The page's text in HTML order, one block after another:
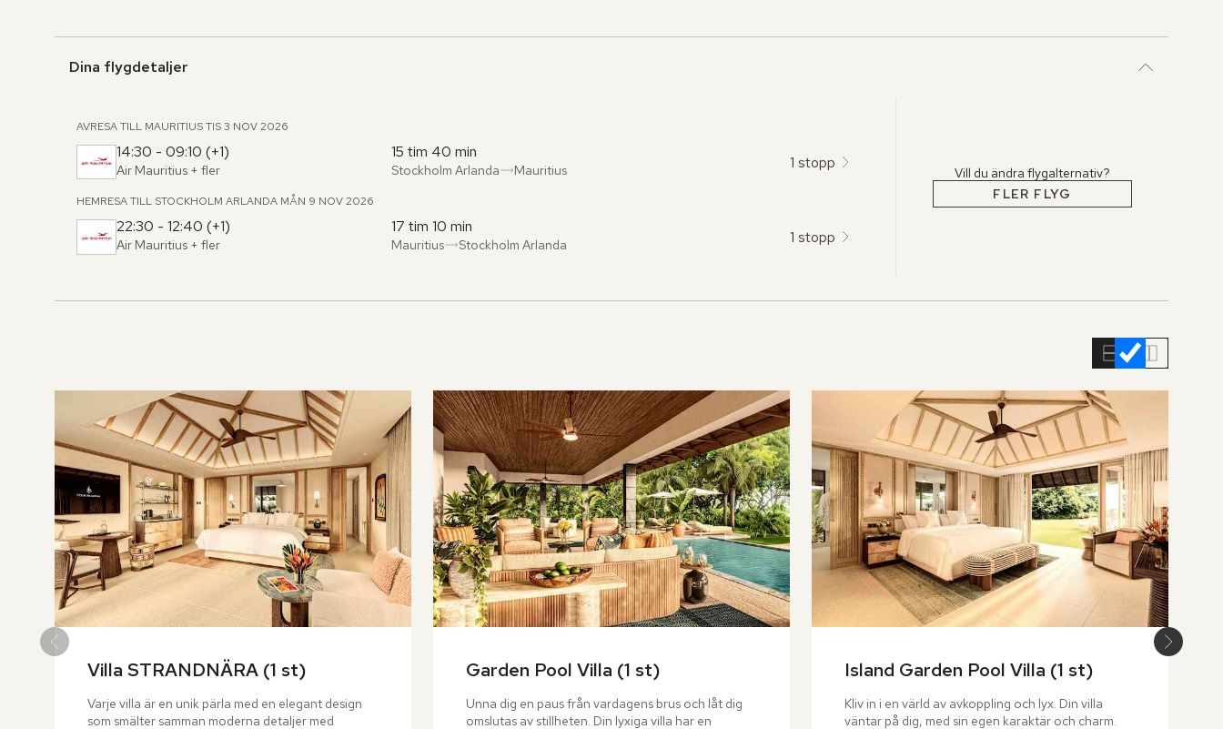
Dina flygdetaljer
AVRESA TILL MAURITIUSTIS 3 NOV 2026
14:30 - 09:10 (+1)
Air Mauritius + fler
15 tim 40 min
Från:
Stockholm Arlanda
,till: Mauritius 1 stopp
HEMRESA TILL STOCKHOLM ARLANDA MÅN 9 NOV 2026
22:30 - 12:40 (+1)
Air Mauritius + fler
17 tim 10 min
Från:
Mauritius
,till: Stockholm Arlanda 1 stopp
Vill du ändra flygalternativ?
FLER FLYG
Villa STRANDNÄRA (1 st)
Varje villa är en unik pärla med en elegant design
som smälter samman moderna detaljer med
Garden Pool Villa (1 st)
Unna dig en paus från vardagens brus och låt dig
omslutas av stillheten. Din lyxiga villa har en
Island Garden Pool Villa (1 st)
Kliv in i en värld av avkoppling och lyx. Din villa
väntar på dig, med sin egen karaktär och charm.